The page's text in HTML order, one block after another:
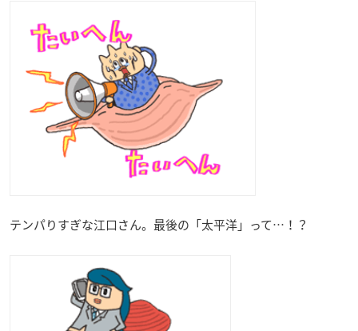
テンパりすぎな江口さん。最後の「太平洋」って…！？